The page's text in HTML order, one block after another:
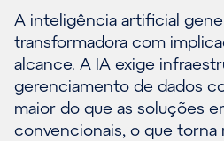
A inteligência artificial
transformadora com
alcance. A IA exige
gerenciamento de dados
maior do que as soluções
convencionais, o que torna